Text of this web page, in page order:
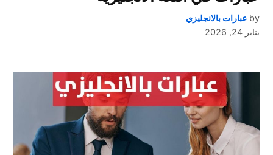
by عبارات بالانجليزي
يناير 24, 2026